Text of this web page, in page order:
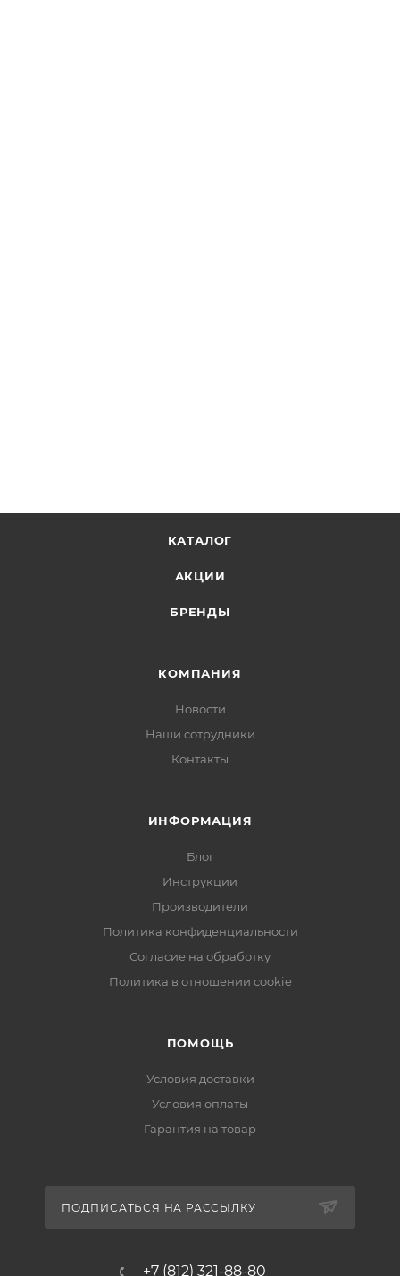
КАТАЛОГ
АКЦИИ
БРЕНДЫ
КОМПАНИЯ
Новости
Наши сотрудники
Контакты
ИНФОРМАЦИЯ
Блог
Инструкции
Производители
Политика конфиденциальности
Согласие на обработку
Политика в отношении cookie
ПОМОЩЬ
Условия доставки
Условия оплаты
Гарантия на товар
ПОДПИСАТЬСЯ НА РАССЫЛКУ
+7 (812) 321-88-80